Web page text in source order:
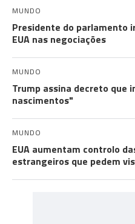
MUNDO
Presidente do parlamento
EUA nas negociações
MUNDO
Trump assina decreto que
nascimentos"
MUNDO
EUA aumentam controlo
estrangeiros que pedem